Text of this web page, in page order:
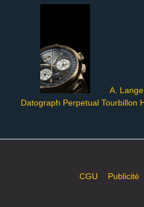
A.
Datograph Perpetual Tourbillon
CGU Publicité